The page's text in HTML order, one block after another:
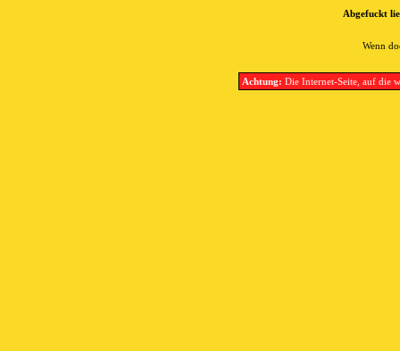
Abgefuckt
Wenn
Achtung: Die Internet-Seite, auf die